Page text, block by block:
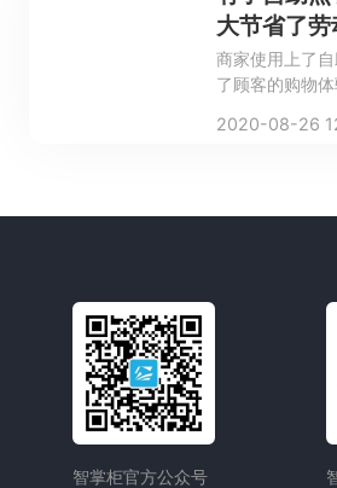
大节省了劳
商家使用上了
了顾客的购物
2020-08-26
智掌柜官方公众号